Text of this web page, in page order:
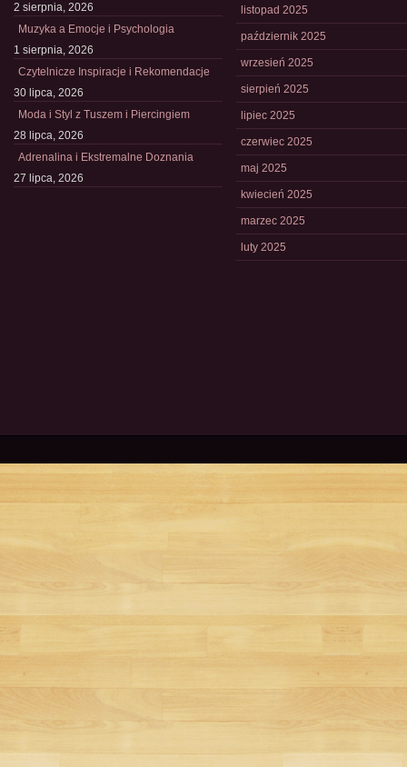
2 sierpnia, 2026
Muzyka a Emocje i Psychologia
1 sierpnia, 2026
Czytelnicze Inspiracje i Rekomendacje
30 lipca, 2026
Moda i Styl z Tuszem i Piercingiem
28 lipca, 2026
Adrenalina i Ekstremalne Doznania
27 lipca, 2026
listopad 2025
październik 2025
wrzesień 2025
sierpień 2025
lipiec 2025
czerwiec 2025
maj 2025
kwiecień 2025
marzec 2025
luty 2025